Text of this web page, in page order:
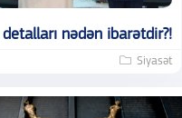
nədən ibarətdir?!
Siyasət